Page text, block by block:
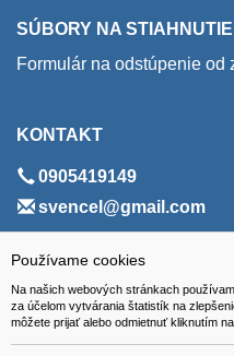
Používame cookies
Na našich webových stránkach
za účelom vytvárania štatistík na
môžete prijať alebo odmietnuť kliknutím
SÚBORY NA STIAHNUTIE
Formulár na odstúpenie od
KONTAKT
0905419149
svencel@gmail.com
ADRESA
VEST - tech s.r.o.
Hviezdoslavova 280/6, 965